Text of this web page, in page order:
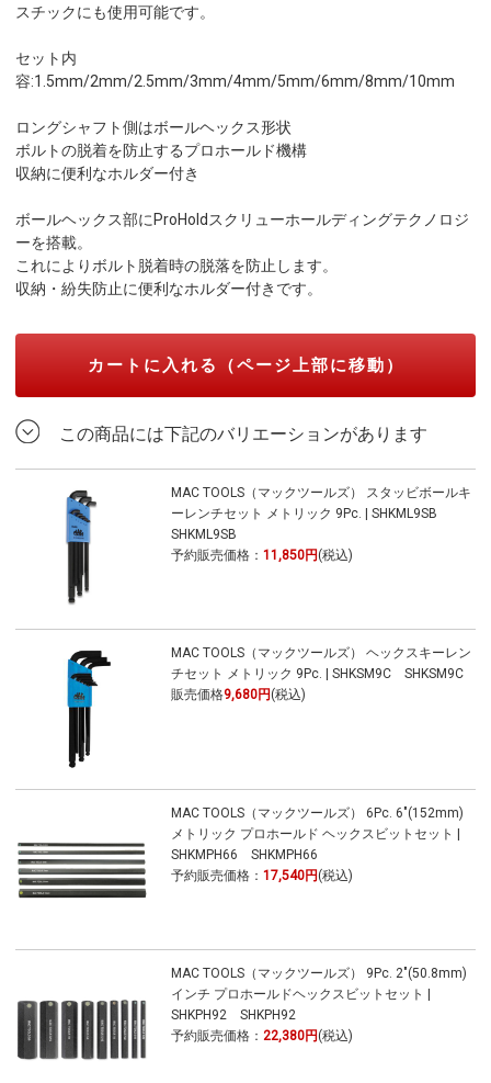
スチックにも使用可能です。
セット内
容:1.5mm/2mm/2.5mm/3mm/4mm/5mm/6mm/8mm/10mm
ロングシャフト側はボールヘックス形状
ボルトの脱着を防止するプロホールド機構
収納に便利なホルダー付き
ボールヘックス部にProHoldスクリューホールディングテクノロジ
ーを搭載。
これによりボルト脱着時の脱落を防止します。
収納・紛失防止に便利なホルダー付きです。
カートに入れる（ページ上部に移動）
この商品には下記のバリエーションがあります
MAC TOOLS（マックツールズ） スタッビボールキ
ーレンチセット メトリック 9Pc. | SHKML9SB
SHKML9SB
予約販売価格： 11,850円 (税込)
MAC TOOLS（マックツールズ） ヘックスキーレン
チセット メトリック 9Pc. | SHKSM9C SHKSM9C
販売価格9,680円 (税込)
MAC TOOLS（マックツールズ） 6Pc. 6"(152mm)
メトリック プロホールド ヘックスビットセット |
SHKMPH66 SHKMPH66
予約販売価格： 17,540円 (税込)
MAC TOOLS（マックツールズ） 9Pc. 2"(50.8mm)
インチ プロホールドヘックスビットセット |
SHKPH92 SHKPH92
予約販売価格： 22,380円 (税込)